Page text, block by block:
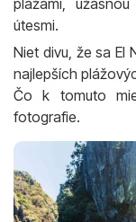
útesmi.
Niet divu, že sa El
najlepších
Čo k tomuto
fotografie.